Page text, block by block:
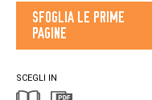
SFOGLIA LE PRIME
PAGINE
SCEGLI IN